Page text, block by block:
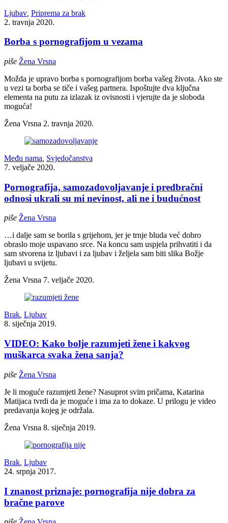
Ljubav Priprema za brak
2. travnja 2020.
Borba s pornografijom u vezama
piše Žena Vrsna
Možda je upravo borba s pornografijom borba vašeg života. Ako ste
u vezi ta borba se tiče i vašeg partnera. Ispoštujte dva ključna
elementa na putu za izlazak iz ovisnosti i vjerujte da je sloboda
moguća!
Žena Vrsna 2. travnja 2020.
Među nama Svjedočanstva
7. veljače 2020.
Pornografija, samozadovoljavanje i predbračni
odnosi ukrali su mi nevinost, ali ne i budućnost
piše Žena Vrsna
…i dalje sam se borila s grijehom, jer je trnje bluda već dobro
obraslo moje uspavano srce. Na koncu sam uspjela prihvatiti i da
sam stvorena iz ljubavi i za ljubav i željela sam biti slika Božje
ljubavi u svijetu.
Žena Vrsna 7. veljače 2020.
Brak, Ljubav
8. siječnja 2019.
VIDEO: Kako bolje razumjeti žene i kakvog
muškarca svaka žena sanja?
piše Žena Vrsna
Je li moguće razumjeti žene? Nasuprot svim pričama, Katarina
Matijaca tvrdi da je moguće i ima za to dokaze. U prilogu je video
predavanja kojeg je održala.
Žena Vrsna 8. siječnja 2019.
Brak Ljubav
24. srpnja 2017.
I znanost priznaje: pornografija nije dobra za
bračne parove